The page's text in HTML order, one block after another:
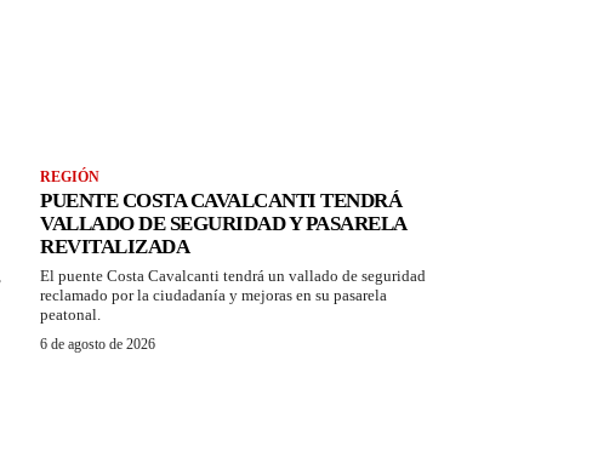
REGIÓN
PUENTE COSTA CAVALCANTI TENDRÁ
VALLADO DE SEGURIDAD Y PASARELA
REVITALIZADA
El puente Costa Cavalcanti tendrá un vallado de seguridad
reclamado por la ciudadanía y mejoras en su pasarela
peatonal.
6 de agosto de 2026